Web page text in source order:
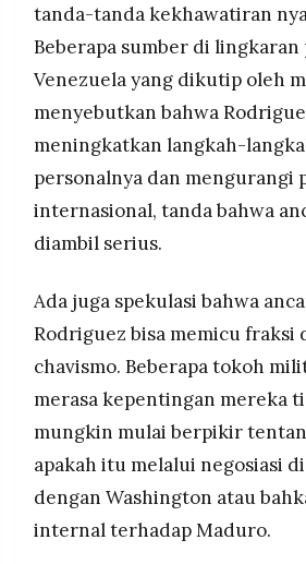
tanda-tanda kekhawatiran
Beberapa sumber di
Venezuela yang dikutip oleh
menyebutkan bahwa
meningkatkan langkah-
personalnya dan mengurangi
internasional, tanda bahwa
diambil serius.
Ada juga spekulasi bahwa
Rodriguez bisa memicu fraksi
chavismo. Beberapa tokoh
merasa kepentingan mereka
mungkin mulai berpikir
apakah itu melalui negosiasi
dengan Washington atau
internal terhadap Maduro.